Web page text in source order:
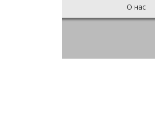
О нас